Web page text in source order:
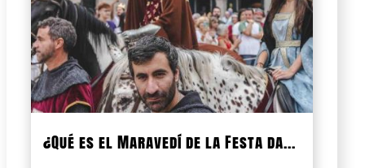
¿Qué es el Maravedí de la Festa da...